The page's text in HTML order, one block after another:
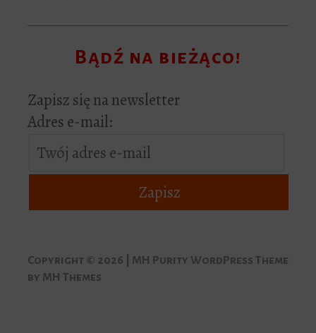
Bądź na bieżąco!
Zapisz się na newsletter
Adres e-mail:
Copyright © 2026 | MH Purity WordPress Theme
by MH Themes